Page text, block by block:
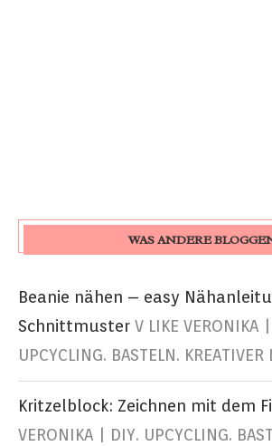
WAS ANDERE
Beanie nähen – easy
Schnittmuster V LIKE VERONIKA
UPCYCLING. BASTELN. KREATIVER
Kritzelblock: Zeichnen mit dem
VERONIKA | DIY. UPCYCLING.